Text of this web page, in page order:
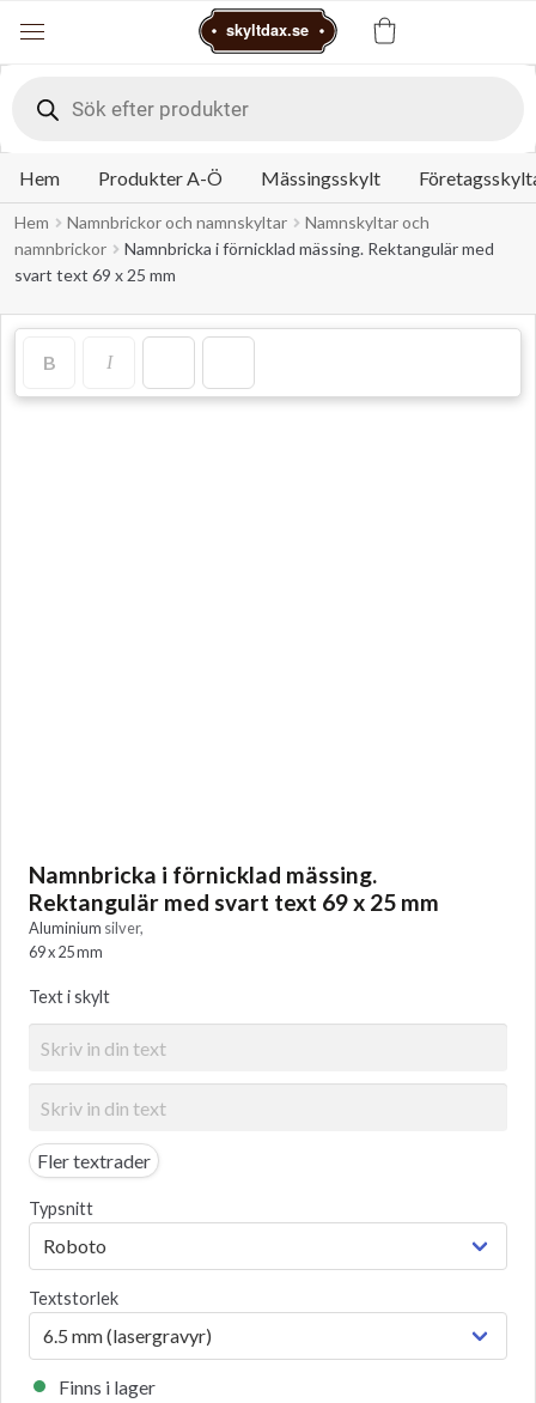
skyltdax.se
search
Hem Produkter A-Ö Mässingsskylt
Hem Namnbrickor och namnskyltar
Namnskyltar och
namnbrickor
Namnbricka i förnicklad mässing. Rektangulär med
svart text 69 x 25 mm
B I
Namnbricka i förnicklad mässing.
Rektangulär med svart text 69 x 25 mm
Aluminium silver,
69x25mm
Text i skylt
Fler textrader
Typsnitt
Textstorlek
Finns i lager